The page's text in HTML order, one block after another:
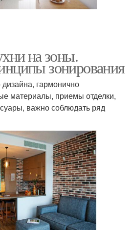
на зоны.
зонирования
гармонично
материалы, приемы отделки,
важно соблюдать ряд